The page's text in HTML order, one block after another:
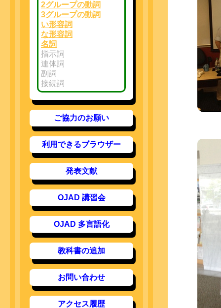
2グループの動詞
3グループの動詞
い形容詞
な形容詞
名詞
指示詞
連体詞
副詞
接続詞
ご協力のお願い
利用できるブラウザー
発表文献
OJAD 講習会
OJAD 多言語化
教科書の追加
お問い合わせ
アクセス履歴